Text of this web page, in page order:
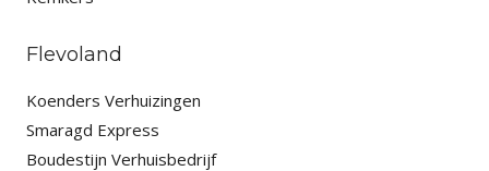
Flevoland
Koenders Verhuizingen
Smaragd Express
Boudestijn Verhuisbedrijf